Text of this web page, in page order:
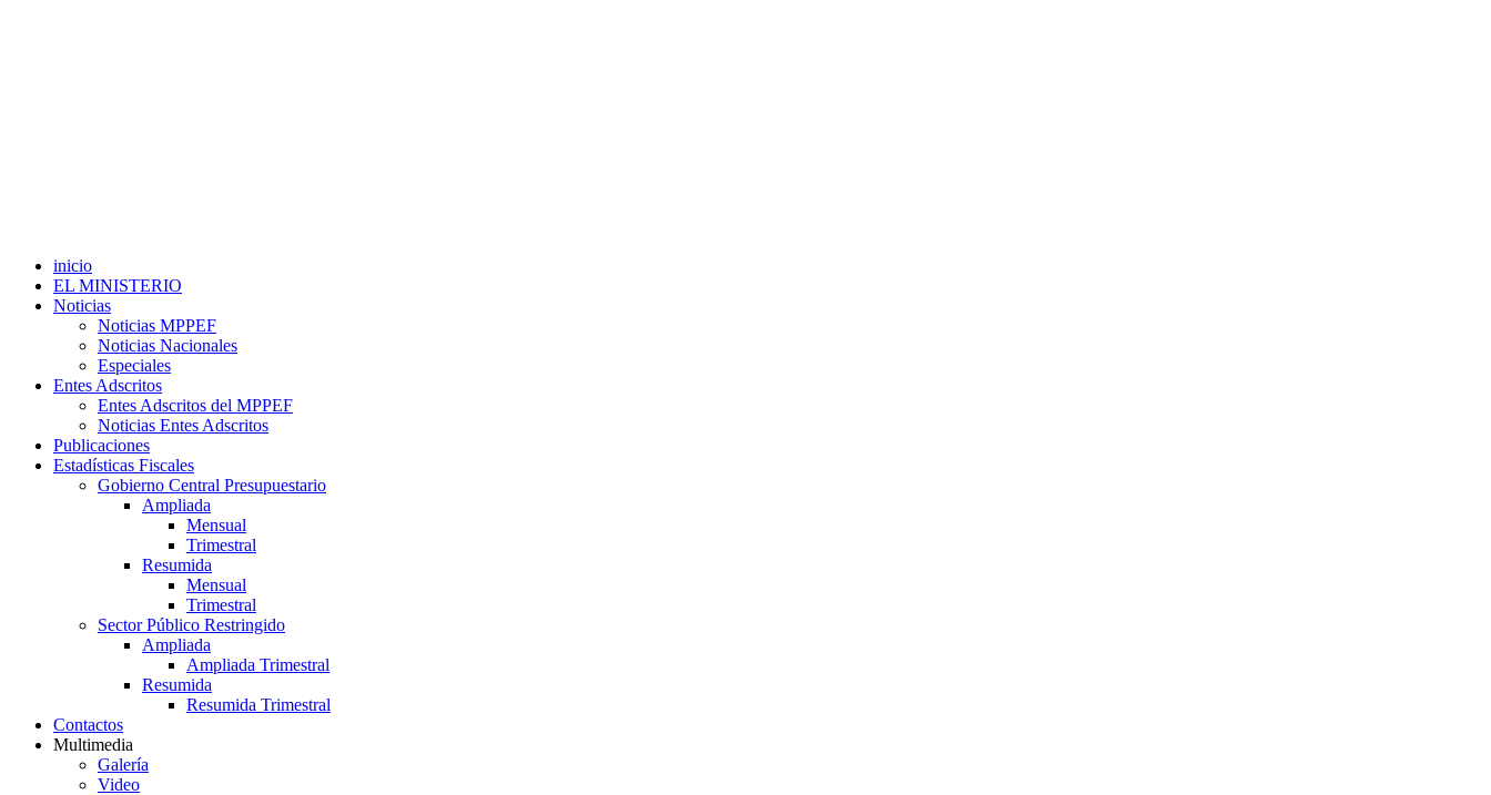
inicio
EL MINISTERIO
Noticias
Noticias MPPEF
Noticias Nacionales
Especiales
Entes Adscritos
Entes Adscritos del MPPEF
Noticias Entes Adscritos
Publicaciones
Estadísticas Fiscales
Gobierno Central Presupuestario
Ampliada
Mensual
Trimestral
Resumida
Mensual
Trimestral
Sector Público Restringido
Ampliada
Ampliada Trimestral
Resumida
Resumida Trimestral
Contactos
Multimedia
Galería
Video